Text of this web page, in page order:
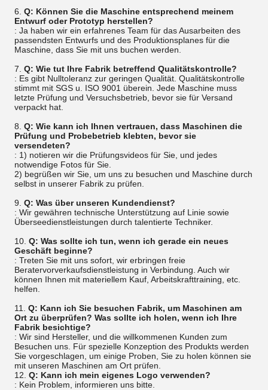
6. Q: Können Sie die Maschine entsprechend meinem
Entwurf oder Prototyp herstellen?
: Ja haben wir ein erfahrenes Team für das Ausarbeiten des
passendsten Entwurfs und des Produktionsplanes für die
Maschine, dass Sie mit uns buchen werden.
7. Q: Wie tut Ihre Fabrik betreffend Qualitätskontrolle?
: Es gibt Nulltoleranz zur geringen Qualität. Qualitätskontrolle
stimmt mit SGS u. ISO 9001 überein. Jede Maschine muss
letzte Prüfung und Versuchsbetrieb, bevor sie für Versand
verpackt hat.
8. Q: Wie kann ich Ihnen vertrauen, dass Maschinen die
Prüfung und Probebetrieb klebten, bevor sie
versendeten?
: 1) notieren wir die Prüfungsvideos für Sie, und jedes
notwendige Fotos für Sie.
2) begrüßen wir Sie, um uns zu besuchen und Maschine durch
selbst in unserer Fabrik zu prüfen.
9. Q: Was über unseren Kundendienst?
: Wir gewähren technische Unterstützung auf Linie sowie
Überseedienstleistungen durch talentierte Techniker.
10. Q: Was sollte ich tun, wenn ich gerade ein neues
Geschäft beginne?
: Treten Sie mit uns sofort, wir erbringen freie
Beratervorverkaufsdienstleistung in Verbindung. Auch wir
können Ihnen mit materiellem Kauf, Arbeitskrafttraining, etc.
helfen.
11. Q: Kann ich Sie besuchen Fabrik, um Maschinen am
Ort zu überprüfen? Was sollte ich holen, wenn ich Ihre
Fabrik besichtige?
: Wir sind Hersteller, und die willkommenen Kunden zum
Besuchen uns. Für spezielle Konzeption des Produkts werden
Sie vorgeschlagen, um einige Proben, Sie zu holen können sie
mit unseren Maschinen am Ort prüfen.
12. Q: Kann ich mein eigenes Logo verwenden?
: Kein Problem, informieren uns bitte.